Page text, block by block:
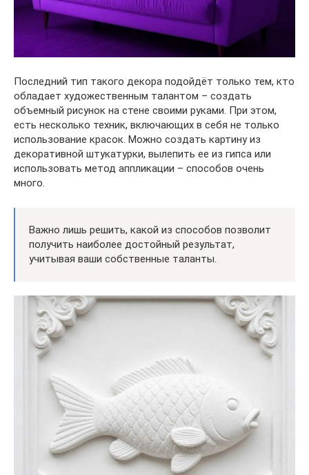
Последний тип такого декора подойдёт только тем, кто
обладает художественным талантом – создать
объемный рисунок на стене своими руками. При этом,
есть несколько техник, включающих в себя не только
использование красок. Можно создать картину из
декоративной штукатурки, вылепить ее из гипса или
использовать метод аппликации – способов очень
много.
Важно лишь решить, какой из способов позволит
получить наиболее достойный результат,
учитывая ваши собственные таланты.